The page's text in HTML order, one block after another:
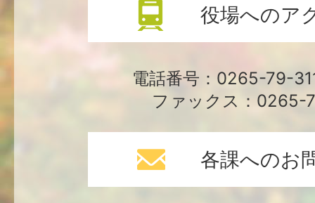
役場へのア
電話番号：0265-79-
ファックス：0265-
各課へのお